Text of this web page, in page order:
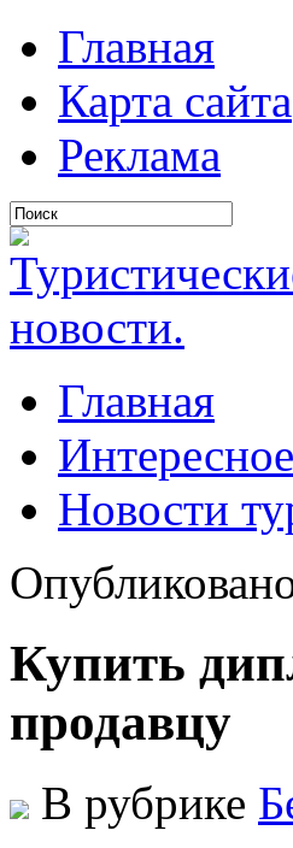
Главная
Карта сайта
Реклама
Главная
Интересное
Новости
Купить
продавцу
В рубрике